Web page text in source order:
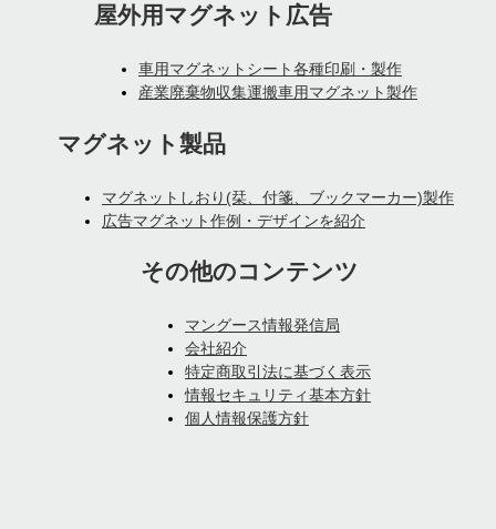
屋外用マグネット広告
車用マグネットシート各種印刷・製作
産業廃棄物収集運搬車用マグネット製作
マグネット製品
マグネットしおり(栞、付箋、ブックマーカー)製作
広告マグネット作例・デザインを紹介
その他のコンテンツ
マングース情報発信局
会社紹介
特定商取引法に基づく表示
情報セキュリティ基本方針
個人情報保護方針